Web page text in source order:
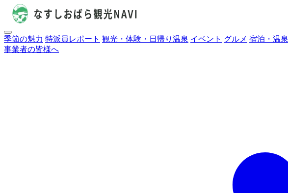
季節の魅力 特派員レポート 観光・体験・日帰り温泉 イベント グルメ 宿泊・温泉
事業者の皆様へ